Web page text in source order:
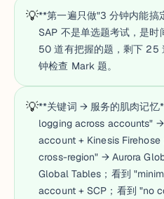
💡**第一遍只做"3 分钟内能搞
SAP 不是单选题考试，是
50 道有把握的题，剩下 25
钟检查 Mark 题。
💡**关键词 → 服务的肌肉记
logging across accounts"
account + Kinesis Firehose
cross-region" → Aurora
Global Tables；看到
account + SCP；看到 "no